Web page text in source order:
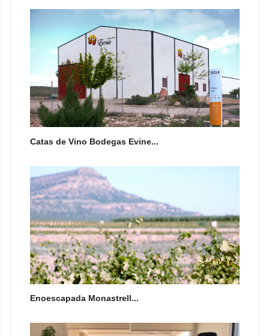
Catas de Vino Bodegas Evine...
Enoescapada Monastrell...